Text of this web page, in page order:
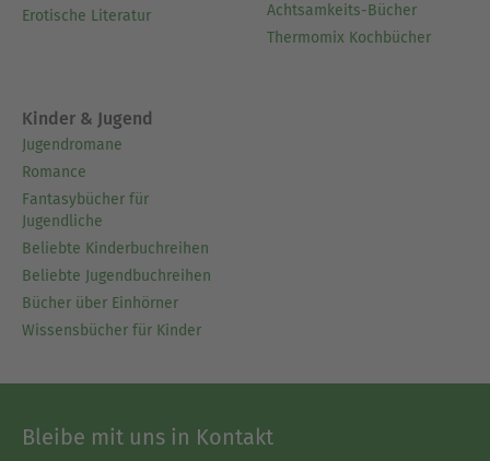
Erotische Literatur
Achtsamkeits-Bücher
Thermomix Kochbücher
Kinder & Jugend
Jugendromane
Romance
Fantasybücher für
Jugendliche
Beliebte Kinderbuchreihen
Beliebte Jugendbuchreihen
Bücher über Einhörner
Wissensbücher für Kinder
Bleibe mit uns in Kontakt